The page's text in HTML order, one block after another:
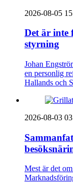
2026-08-05
Det är inte
styrning
Johan
en personlig
Hallands och
2026-08-03
Mest är det